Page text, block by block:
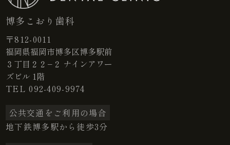
博多こおり歯科
〒812-0011
福岡県福岡市博多区博多駅前
３丁目２２−２ ナインアワー
ズビル 1階
TEL092-409-9974
公共交通をご利用の場合
地下鉄博多駅から徒歩3分